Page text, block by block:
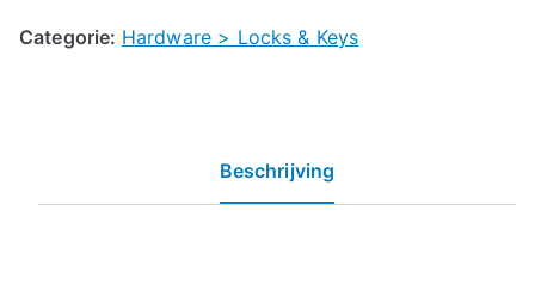
Categorie: Hardware > Locks & Keys
Beschrijving